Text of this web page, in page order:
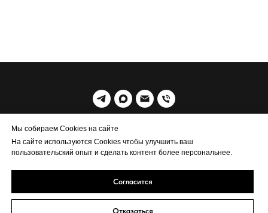
Мы собираем Cookies на сайте
На сайте используются Cookies чтобы улучшить ваш
пользовательский опыт и сделать контент более персональнее.
Согласится
Отказаться
© 2019 MrWoodSiberia
Политика обработки персональных данных